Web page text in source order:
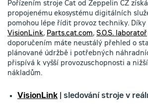
Pořízením stroje Cat od Zeppelin CZ
propojenému ekosystému digitálních
pomohou lépe řídit provoz techniky. Díky
VisionLink, Parts.cat.com, S.O.S. laboratoř
doporučením máte neustálý přehled o
plánované údržbě i potřebných
přispívá k vyšší provozuschopnosti a
nákladům.
VisionLink | sledování stroje v